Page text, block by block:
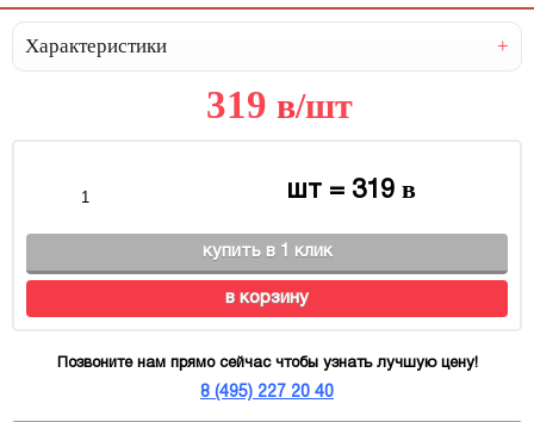
Характеристики
319 в/шт
шт = 319в
купить в 1 клик
в корзину
Позвоните нам прямо сейчас чтобы узнать лучшую цену!
8 (495) 227 20 40